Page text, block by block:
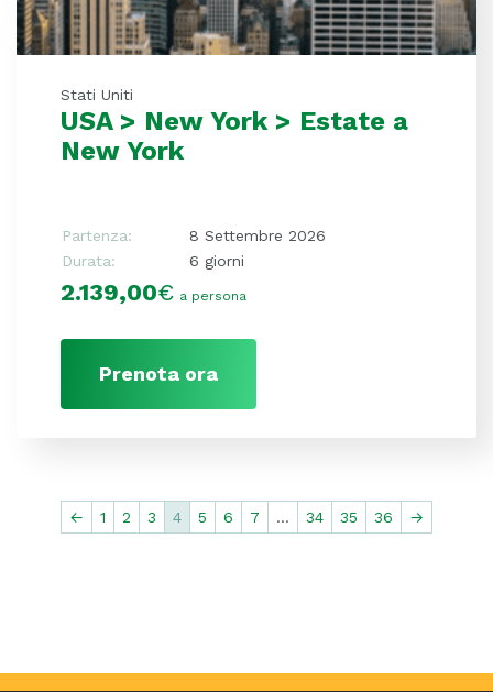
Stati Uniti
USA > New York > Estate a
New York
Partenza:
8 Settembre 2026
Durata:
6 giorni
2.139,00€ a persona
Prenota ora
← 1 2 3 4 5 6 7 … 34 35 36 →